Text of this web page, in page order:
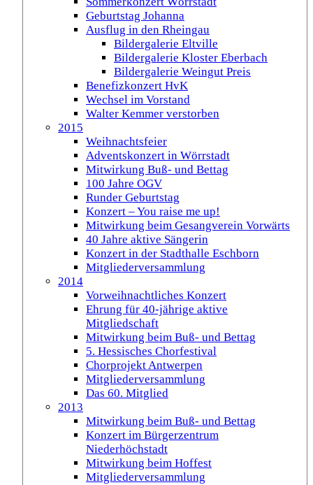
Geburtstag Johanna
Ausflug in den Rheingau
Bildergalerie Eltville
Bildergalerie Kloster Eberbach
Bildergalerie Weingut Preis
Benefizkonzert HvK
Wechsel im Vorstand
Walter Kemmer verstorben
2015
Weihnachtsfeier
Adventskonzert in Wörrstadt
Mitwirkung Buß- und Bettag
100 Jahre OGV
Runder Geburtstag
Konzert – You raise me up!
Mitwirkung beim Gesangverein Vorwärts
40 Jahre aktive Sängerin
Konzert in der Stadthalle Eschborn
Mitgliederversammlung
2014
Vorweihnachtliches Konzert
Ehrung für 40-jährige aktive
Mitgliedschaft
Mitwirkung beim Buß- und Bettag
5. Hessisches Chorfestival
Chorprojekt Antwerpen
Mitgliederversammlung
Das 60. Mitglied
2013
Mitwirkung beim Buß- und Bettag
Konzert im Bürgerzentrum
Niederhöchstadt
Mitwirkung beim Hoffest
Mitgliederversammlung